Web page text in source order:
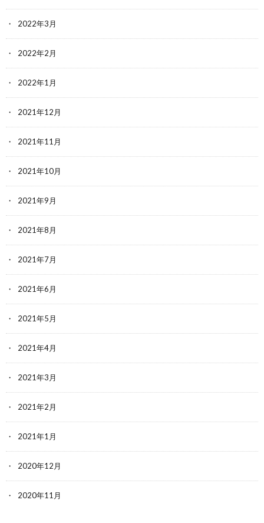
2022年3月
2022年2月
2022年1月
2021年12月
2021年11月
2021年10月
2021年9月
2021年8月
2021年7月
2021年6月
2021年5月
2021年4月
2021年3月
2021年2月
2021年1月
2020年12月
2020年11月